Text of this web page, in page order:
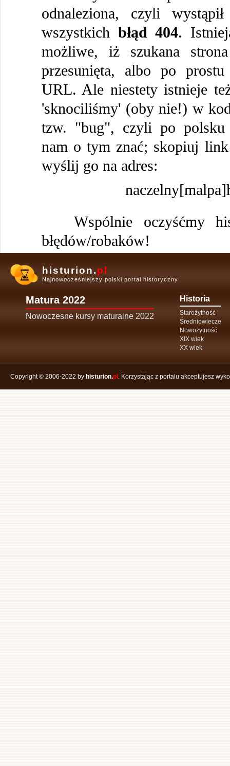
odnaleziona, czyli
wszystkich błąd 404.
możliwe, iż szukana
przesunięta, albo po prostu
URL. Ale niestety istnieje
'sknociliśmy' (oby nie!) w
tzw. "bug", czyli po polsku
nam o tym znać; skopiuj
wyślij go na adres:
Wspólnie oczyśćmy
błędów/robaków!
histurion.pl
Najnowocześniejszy polski portal historyczny
Matura 2022
Nowoczesne kursy maturalne 2022
Historia
Starożytność
Średniowiecze
Nowożytność
XIX wiek
XX wiek
Copyright © 2006-2022 by histurion.pl . Korzystając z portalu akceptujesz